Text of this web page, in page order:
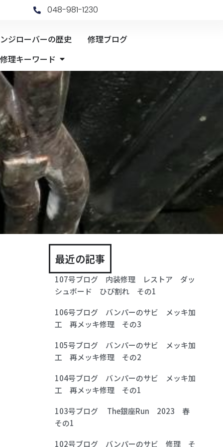
048-981-1230
ジローバーの歴史
修理ブログ
修理キーワード Open 修理キーワード
最近の記事
107号ブログ 内装修理 レストア ダッ
シュボード ひび割れ その1
106号ブログ バンパーのサビ メッキ加
工 再メッキ修理 その3
105号ブログ バンパーのサビ メッキ加
工 再メッキ修理 その2
104号ブログ バンパーのサビ メッキ加
工 再メッキ修理 その1
103号ブログ The銀座Run 2023 春
その1
102号ブログ バンパーのサビ 修理 そ